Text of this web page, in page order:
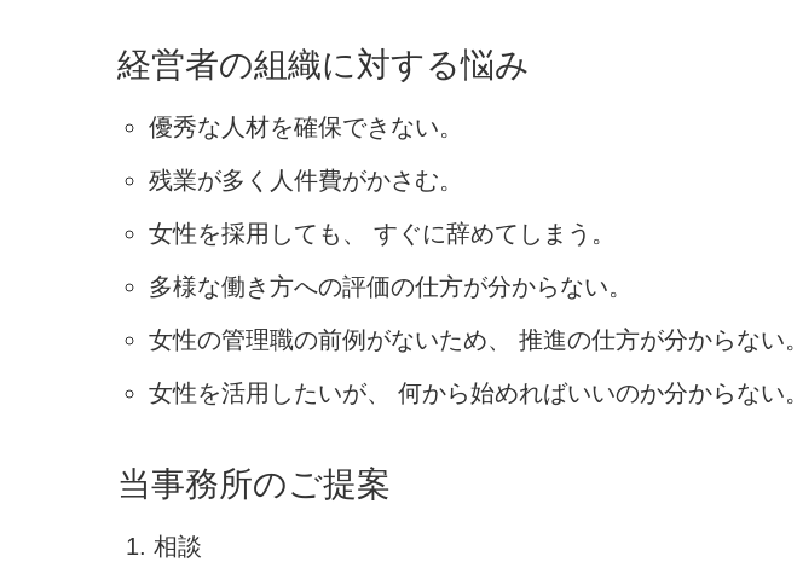
経営者の組織に対する悩み
優秀な人材を確保できない。
残業が多く人件費がかさむ。
女性を採用しても、 すぐに辞めてしまう。
多様な働き方への評価の仕方が分からない。
女性の管理職の前例がないため、 推進の仕方が分からない。
女性を活用したいが、 何から始めればいいのか分からない。
当事務所のご提案
相談